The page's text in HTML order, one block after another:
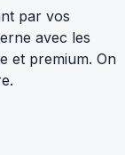
par vos
avec les
et premium. On